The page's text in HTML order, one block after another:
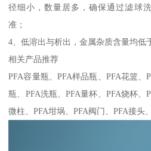
径细小，数量居多，确保通过滤球
准；
4、低溶出与析出，金属杂质含量均低
相关产品推荐
PFA容量瓶、PFA样品瓶、PFA花篮、
瓶、PFA洗瓶、PFA量杯、PFA烧杯、
微柱、PFA坩埚、PFA阀门、PFA接头